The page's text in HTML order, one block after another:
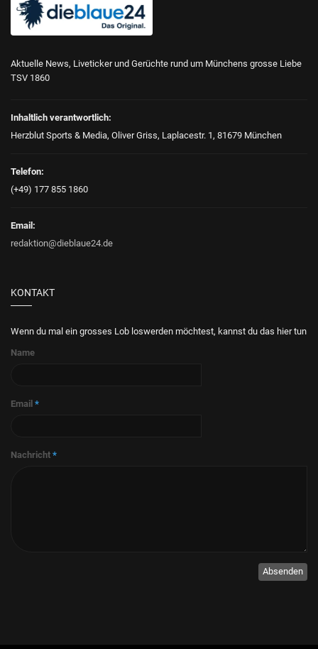
Aktuelle News, Liveticker und Gerüchte rund um Münchens grosse Liebe
TSV 1860
Inhaltlich verantwortlich:
Herzblut Sports & Media, Oliver Griss, Laplacestr. 1, 81679 München
Telefon:
(+49) 177 855 1860
Email:
redaktion@dieblaue24.de
KONTAKT
Wenn du mal ein grosses Lob loswerden möchtest, kannst du das hier tun
Name
Email *
Nachricht *
Absenden